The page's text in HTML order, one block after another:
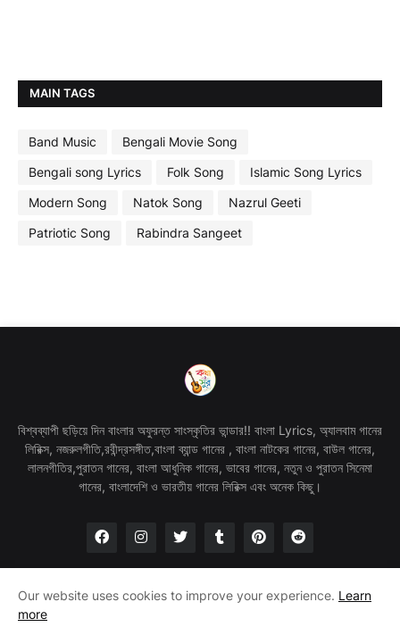
MAIN TAGS
Band Music
Bengali Movie Song
Bengali song Lyrics
Folk Song
Islamic Song Lyrics
Modern Song
Natok Song
Nazrul Geeti
Patriotic Song
Rabindra Sangeet
বিশ্বব্যাপী ছড়িয়ে দিন বাংলার অফুরন্ত সাংস্কৃতির ভান্ডার!! বাংলা Lyrics, অ্যালবাম গানের
লিরিক্স, নজরুলগীতি,রবীন্দ্রসঙ্গীত,বাংলা ব্যান্ড গানের , বাংলা নাটকের গানের, বাউল গানের,
লালনগীতির,পুরাতন গানের, বাংলা আধুনিক গানের, ভাবের গানের, নতুন ও পুরাতন সিনেমা
গানের, বাংলাদেশি ও ভারতীয় গানের লিরিক্স এবং অনেক কিছু।
Home
Our website uses cookies to improve your experience. Learn
more